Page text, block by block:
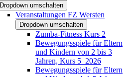
Dropdown umschalten
Veranstaltungen FZ Wersten
Dropdown umschalten
Zumba-Fitness Kurs 2
Bewegungsspiele für Eltern
und Kindern von 2 bis 3
Jahren, Kurs 5_2026
Bewegungsspiele für Eltern